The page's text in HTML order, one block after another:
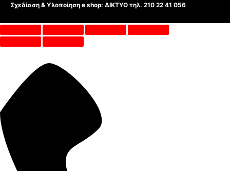
Σχεδίαση & Υλοποίηση e shop: ΔΙΚΤΥΟ τηλ. 210 22 41 056